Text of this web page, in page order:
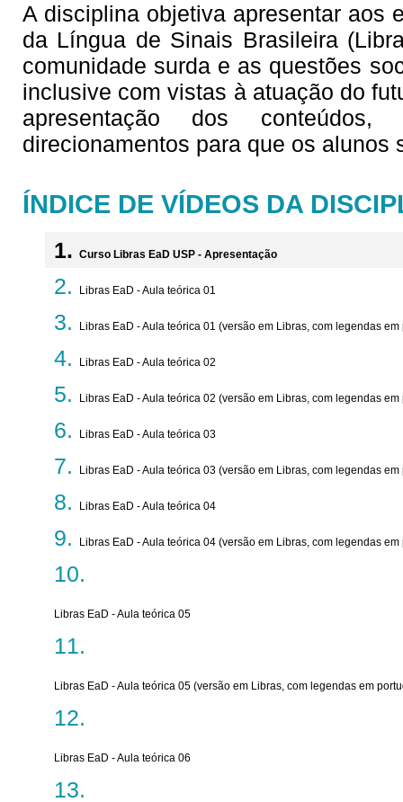
A disciplina objetiva apresentar aos
da Língua de Sinais Brasileira
comunidade surda e as questões
inclusive com vistas à atuação do
apresentação dos
direcionamentos para que os alunos
ÍNDICE DE VÍDEOS DA
Curso Libras EaD USP - Apresentação
Libras EaD - Aula teórica 01
Libras EaD - Aula teórica 01 (versão em Libras, com legendas em
Libras EaD - Aula teórica 02
Libras EaD - Aula teórica 02 (versão em Libras, com legendas em
Libras EaD - Aula teórica 03
Libras EaD - Aula teórica 03 (versão em Libras, com legendas em
Libras EaD - Aula teórica 04
Libras EaD - Aula teórica 04 (versão em Libras, com legendas em
Libras EaD - Aula teórica 05
Libras EaD - Aula teórica 05 (versão em Libras, com legendas em
Libras EaD - Aula teórica 06